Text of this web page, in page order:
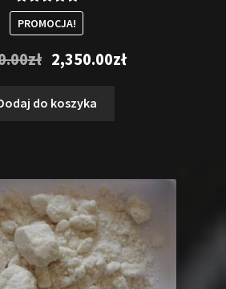
Oceniono
5.00na 5
PROMOCJA!
zł Pierwotna
wynosiła:
2,800.00zł.
2,350.00złAktualna
do koszyka